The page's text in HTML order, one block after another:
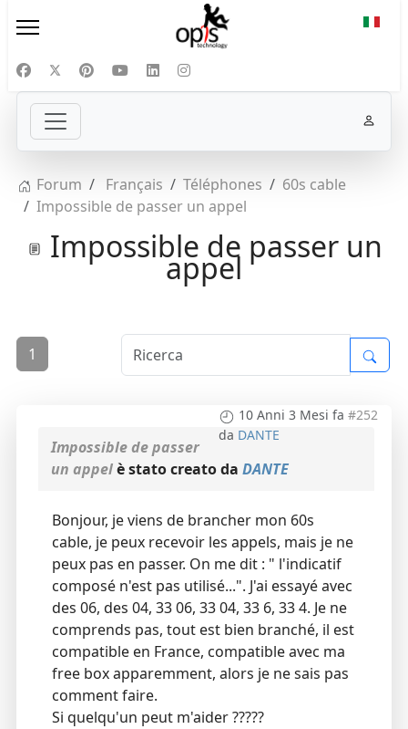
Forum Français Téléphones
60s cable
Impossible de passer un appel
Impossible de passer un
appel
1
10 Anni 3 Mesi fa #252
da DANTE
Impossible de passer
un appelè stato creato da DANTE
Bonjour, je viens de brancher mon 60s
cable, je peux recevoir les appels, mais je ne
peux pas en passer. On me dit : " l'indicatif
composé n'est pas utilisé...". J'ai essayé avec
des 06, des 04, 33 06, 33 04, 33 6, 33 4. Je ne
comprends pas, tout est bien branché, il est
compatible en France, compatible avec ma
free box apparemment, alors je ne sais pas
comment faire.
Si quelqu'un peut m'aider ?????